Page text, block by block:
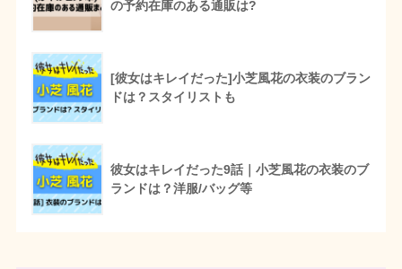
の予約在庫のある通販は?
[彼女はキレイだった]小芝風花の衣装のブラン
ドは？スタイリストも
彼女はキレイだった9話｜小芝風花の衣装のブ
ランドは？洋服/バッグ等